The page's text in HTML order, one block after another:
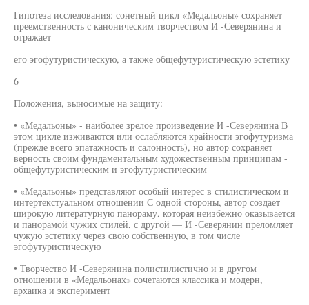
Гипотеза исследования: сонетный цикл «Медальоны» сохраняет
преемственность с каноническим творчеством И -Северянина и
отражает
его эгофутуристическую, а также общефутуристическую эстетику
6
Положения, выносимые на защиту:
• «Медальоны» - наиболее зрелое произведение И -Северянина В
этом цикле изживаются или ослабляются крайности эгофутуризма
(прежде всего эпатажность и салонность), но автор сохраняет
верность своим фундаментальным художественным принципам -
общефутуристическим и эгофутуристическим
• «Медальоны» представляют особый интерес в стилистическом и
интертекстуальном отношении С одной стороны, автор создает
широкую литературную панораму, которая неизбежно оказывается
и панорамой чужих стилей, с другой — И -Северянин преломляет
чужую эстетику через свою собственную, в том числе
эгофутуристическую
• Творчество И -Северянина полистилистично и в другом
отношении в «Медальонах» сочетаются классика и модерн,
архаика и эксперимент